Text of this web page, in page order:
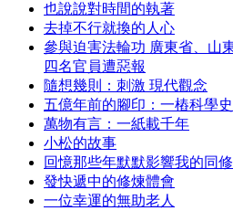
也說說對時間的執著
去掉不行就換的人心
參與迫害法輪功 廣東省、山
四名官員遭惡報
隨想幾則：刺激 現代觀念
五億年前的腳印：一樁科學
萬物有言：一紙載千年
小松的故事
回憶那些年默默影響我的同
發快遞中的修煉體會
一位幸運的無助老人